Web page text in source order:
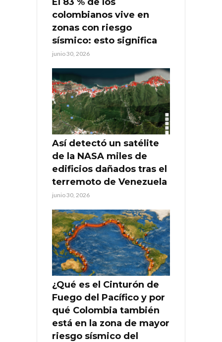
colombianos vive en
zonas con riesgo
sísmico: esto significa
junio 30, 2026
Así detectó un satélite
de la NASA miles de
edificios dañados tras el
terremoto de Venezuela
junio 30, 2026
¿Qué es el Cinturón de
Fuego del Pacífico y por
qué Colombia también
está en la zona de mayor
riesgo sísmico del